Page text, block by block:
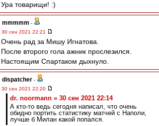
Ура товарищи! :)
mmmmm -
30 сен 2021 22:21
Очень рад за Мишу Игнатова.
После второго гола ажник прослезился.
Настоящим Спартаком дыхнуло.
dispatcher -
30 сен 2021 22:20
dr. noormann » 30 сен 2021 22:14
А кто-то ведь сегодня написал, что очень
обидно портить статистику матчей с Наполи,
лучше б Милан какой попался.